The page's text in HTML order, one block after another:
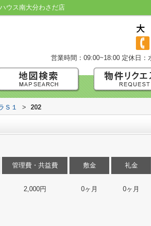
ウス南大分わさだ店
営業時間：09:00~18:00 定休日：
Ｓ１ > 202
管理費・共益費
2,000円
敷金
0ヶ月
礼金
0ヶ月